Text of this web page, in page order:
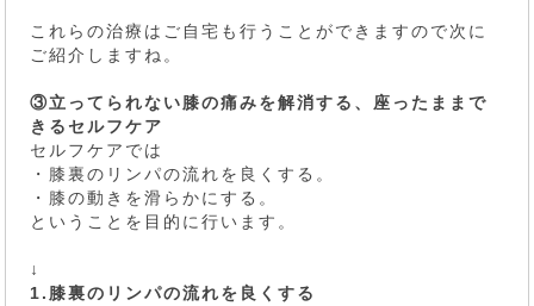
これらの治療はご自宅も行うことができますので次に
ご紹介しますね。
③立ってられない膝の痛みを解消する、座ったままで
きるセルフケア
セルフケアでは
・膝裏のリンパの流れを良くする。
・膝の動きを滑らかにする。
ということを目的に行います。
↓
1.膝裏のリンパの流れを良くする